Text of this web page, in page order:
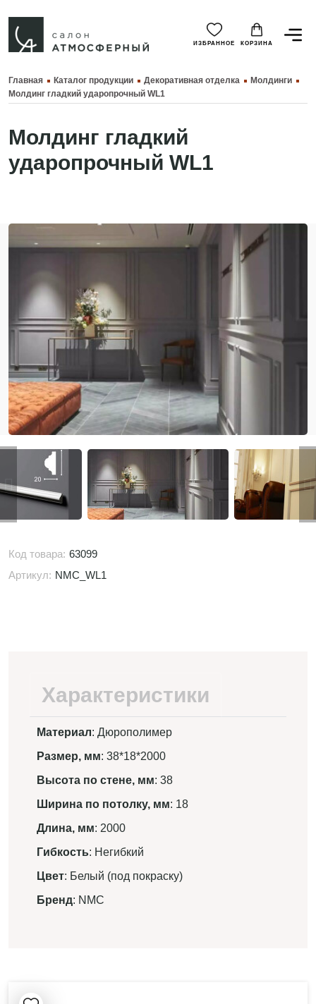
ИЗБРАННОЕ КОРЗИНА
Главная Каталог продукции Декоративная отделка
Молдинги
Молдинг гладкий ударопрочный WL1
Молдинг гладкий
ударопрочный WL1
Код товара: 63099
Артикул: NMC_WL1
Характеристики
Материал: Дюрополимер
Размер, мм: 38*18*2000
Высота по стене, мм: 38
Ширина по потолку, мм: 18
Длина, мм: 2000
Гибкость: Негибкий
Цвет: Белый (под покраску)
Бренд: NMC